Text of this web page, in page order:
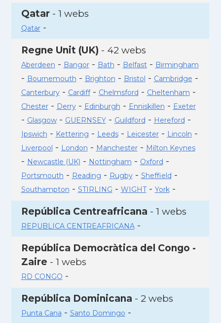
Qatar- 1 webs
Qatar-
Regne Unit (UK) - 42 webs
Aberdeen - Bangor- Bath - Belfast- Birmingham
- Bournemouth - Brighton - Bristol - Cambridge -
Canterbury- Cardiff- Chelmsford - Cheltenham -
Chester- Derry- Edinburgh - Enniskillen - Exeter
- Glasgow- GUERNSEY- Guildford - Hereford -
Ipswich - Kettering - Leeds- Leicester- Lincoln -
Liverpool - London - Manchester- Milton Keynes
- Newcastle (UK) - Nottingham - Oxford -
Portsmouth - Reading - Rugby- Sheffield -
Southampton - STIRLING - WIGHT- York-
República Centreafricana - 1 webs
REPUBLICA CENTREAFRICANA-
República Democràtica del Congo -
Zaire - 1 webs
RD CONGO -
República Dominicana - 2 webs
Punta Cana - Santo Domingo -